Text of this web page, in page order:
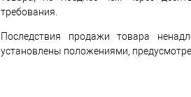
требования.
Последствия продажи товара
установлены положениями,